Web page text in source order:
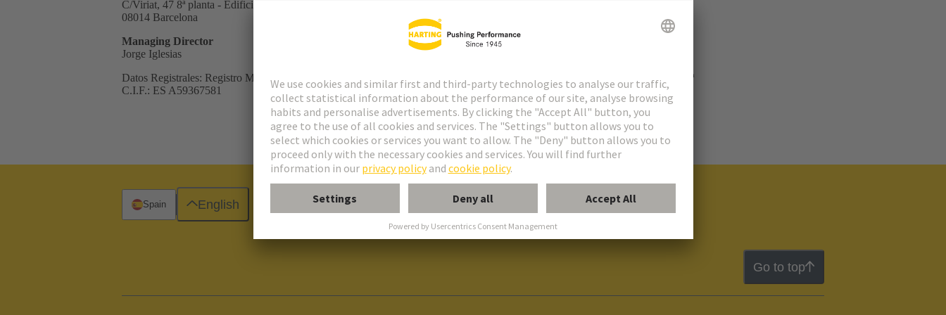
C/Viriat, 47 8ª planta - Edifici Numància 1
08014 Barcelona
Managing Director
Jorge Iglesias
Datos Registrales: Registro Mercantil de Barcelona –Tomo 20.381–Hoja No. B-5460–Folio 144–Sección General–Inscripción 1ª
C.I.F.: ES A59367581
Go to top
Spain English